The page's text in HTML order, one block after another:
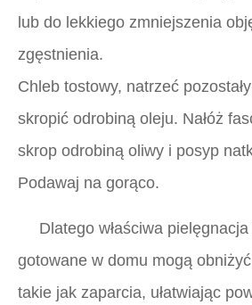
lub do lekkiego zmniejszenia
zgęstnienia.
Chleb tostowy, natrzeć
skropić odrobiną oleju. Nałóż
skrop odrobiną oliwy i posyp
Podawaj na gorąco.
Dlatego właściwa
gotowane w domu mogą
takie jak zaparcia, ułatwiając